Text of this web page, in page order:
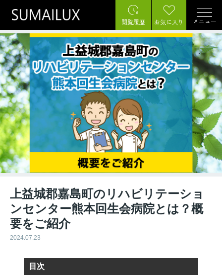
閲覧履歴 お気に入り メニュー
上益城郡嘉島町のリハビリテーショ
ンセンター熊本回生会病院とは？概
要をご紹介
2024.07.23
目次